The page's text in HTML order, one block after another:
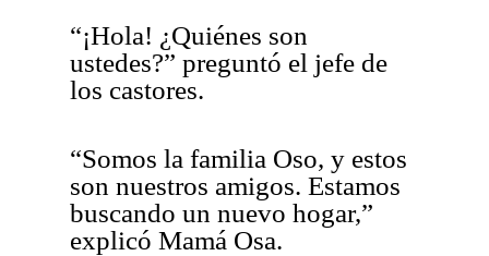
“¡Hola! ¿Quiénes son
ustedes?” preguntó el jefe de
los castores.
“Somos la familia Oso, y estos
son nuestros amigos. Estamos
buscando un nuevo hogar,”
explicó Mamá Osa.